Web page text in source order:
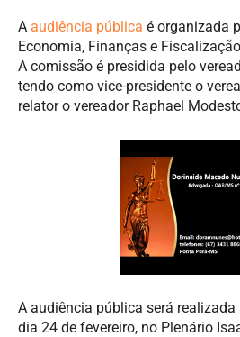
A audiência pública é organizada
Economia, Finanças e
A comissão é presidida pelo
tendo como vice-presidente o
relator o vereador Raphael
A audiência pública será
dia 24 de fevereiro, no Plenário